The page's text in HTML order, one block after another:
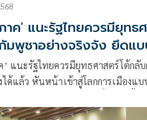
ค' แนะรัฐไทยควรมียุทธ
มพูชาอย่างจริงจัง ยึดแ
ลเลียน'
’ แนะรัฐไทยควรมียุทธศาสตร์โต้กลั
โลกการเมืองแบบ
างสันติภาพกับรัฐเพื่อนบ้าน ไม่สามาร